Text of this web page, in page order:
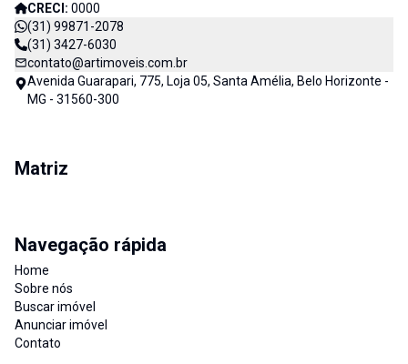
CRECI: 0000
(31) 99871-2078
(31) 3427-6030
contato@artimoveis.com.br
Avenida Guarapari, 775, Loja 05, Santa Amélia, Belo Horizonte -
MG - 31560-300
Matriz
Navegação rápida
Home
Sobre nós
Buscar imóvel
Anunciar imóvel
Contato